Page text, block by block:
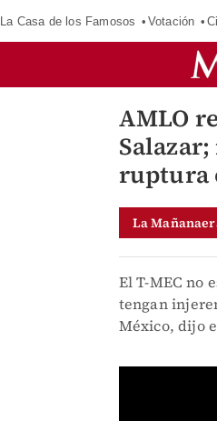
La Casa de los Famosos Votación
AMLO
ruptura
La
El T-MEC no
tengan
México, dijo